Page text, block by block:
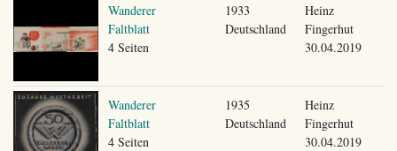
Wanderer
Faltblatt
4 Seiten
1933
Deutschland
Heinz
Fingerhut
30.04.2019
Wanderer
Faltblatt
4 Seiten
1935
Deutschland
Heinz
Fingerhut
30.04.2019